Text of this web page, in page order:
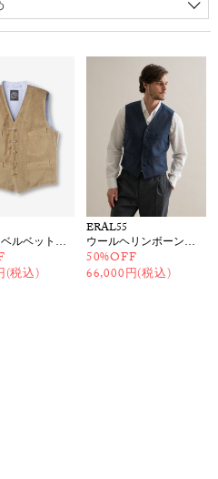
コットン ベルベットジレ
(税込)
ERAL55
ウールヘリンボーンジレ
50%OFF
66,000円(税込)